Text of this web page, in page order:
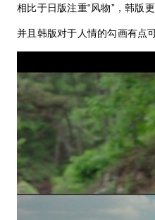
相比于日版注重“风物”，韩版
并且韩版对于人情的勾画有点